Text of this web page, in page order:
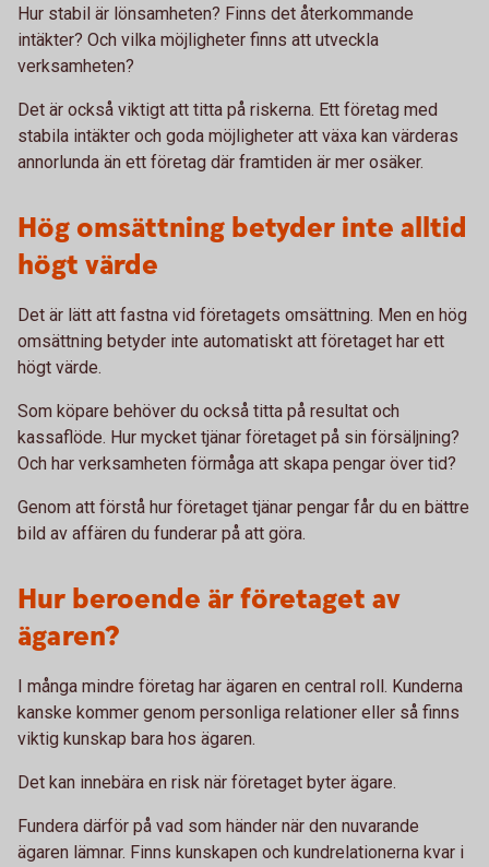
Hur stabil är lönsamheten? Finns det återkommande
intäkter? Och vilka möjligheter finns att utveckla
verksamheten?
Det är också viktigt att titta på riskerna. Ett företag med
stabila intäkter och goda möjligheter att växa kan värderas
annorlunda än ett företag där framtiden är mer osäker.
Hög omsättning betyder inte alltid
högt värde
Det är lätt att fastna vid företagets omsättning. Men en hög
omsättning betyder inte automatiskt att företaget har ett
högt värde.
Som köpare behöver du också titta på resultat och
kassaflöde. Hur mycket tjänar företaget på sin försäljning?
Och har verksamheten förmåga att skapa pengar över tid?
Genom att förstå hur företaget tjänar pengar får du en bättre
bild av affären du funderar på att göra.
Hur beroende är företaget av
ägaren?
I många mindre företag har ägaren en central roll. Kunderna
kanske kommer genom personliga relationer eller så finns
viktig kunskap bara hos ägaren.
Det kan innebära en risk när företaget byter ägare.
Fundera därför på vad som händer när den nuvarande
ägaren lämnar. Finns kunskapen och kundrelationerna kvar i